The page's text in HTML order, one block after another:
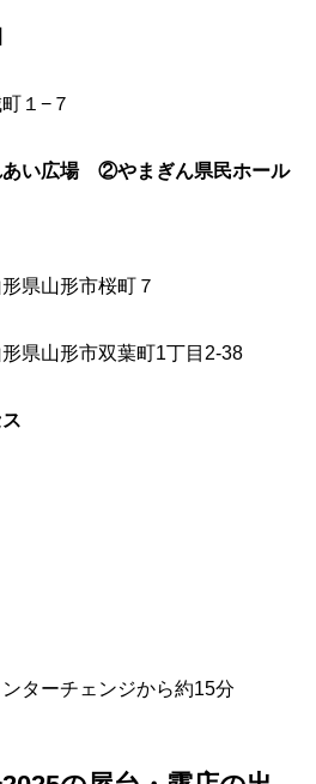
１−７
い広場 ②やまぎん県民ホール
形市桜町７
市双葉町1丁目2-38
ターチェンジから約15分